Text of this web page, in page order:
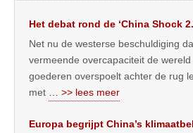
Het debat rond de ‘China Shock
Net nu de westerse beschuldiging
vermeende overcapaciteit de
goederen overspoelt achter de rug
met
… >> lees meer
Europa begrijpt China’s